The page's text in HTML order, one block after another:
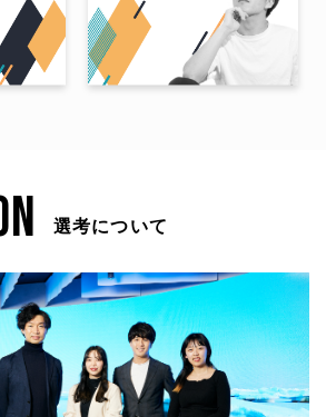
選考について